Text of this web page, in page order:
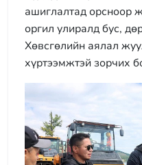
ашиглалтад орсноор
оргил улиралд бус,
Хөвсгөлийн аялал
хүртээмжтэй зорчих